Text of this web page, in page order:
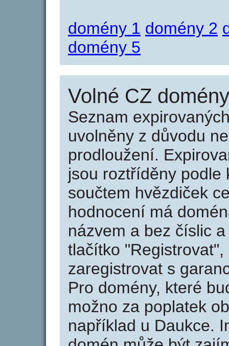
domény 1 domény 2
domény 5
Volné CZ
Seznam
uvolněny z důvodu
prodloužení.
jsou roztříděny podle
součtem hvězdiček
hodnocení má
názvem a bez číslic
tlačítko
zaregistrovat s
Pro domény, které
možno za poplatek
například u Daukce.